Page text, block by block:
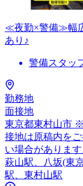
≪夜勤×警備≫幅
あり♪
警備スタッ
勤務地
面接地
東京都東村山市
接地は原稿内を
い場合がありま
萩山駅、八坂(東
駅、東村山駅